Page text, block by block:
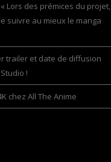
Lors des prémices du projet,
suivre au mieux le manga
trailer et date de diffusion
!
chez All The Anime